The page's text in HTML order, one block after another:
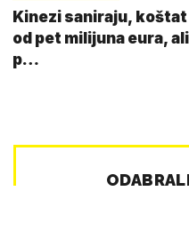
Kinezi saniraju, koštat
od pet milijuna eura,
p…